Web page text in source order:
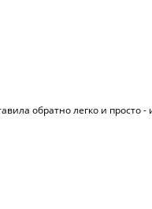
обратно легко и просто -